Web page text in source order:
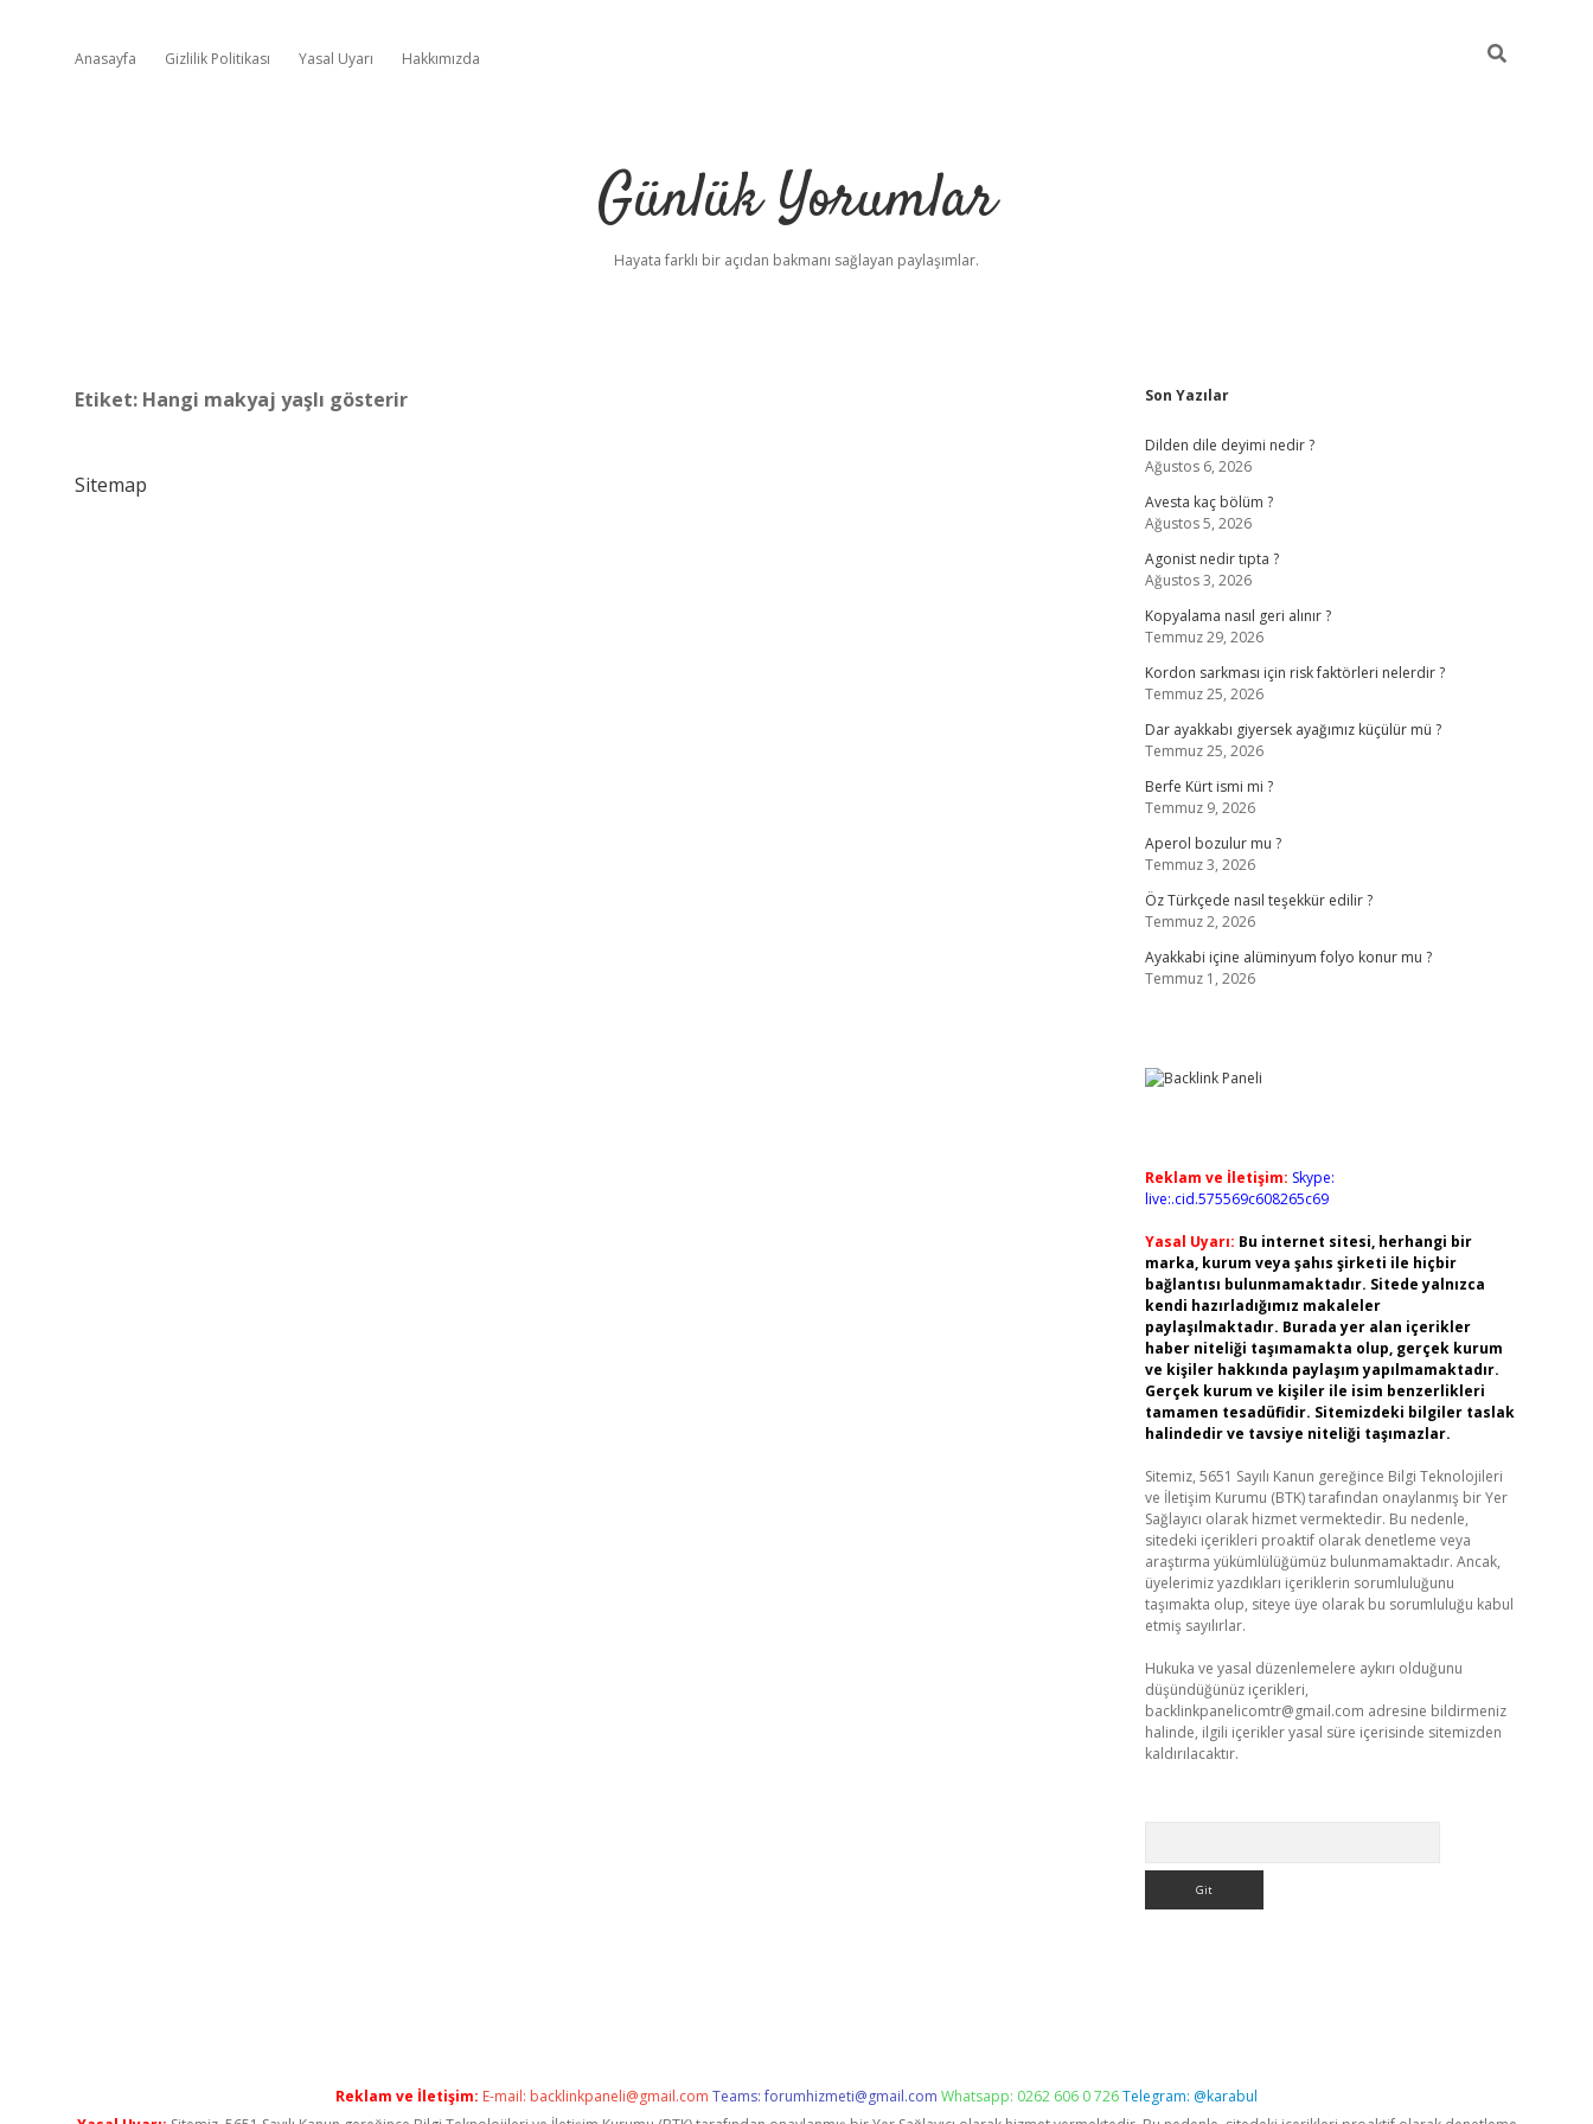
Anasayfa Gizlilik Politikası Yasal Uyarı Hakkımızda
Günlük Yorumlar
Hayata farklı bir açıdan bakmanı sağlayan paylaşımlar.
Etiket: Hangi makyaj yaşlı gösterir
Sitemap
Sidebar
Son Yazılar
Dilden dile deyimi nedir ?
Ağustos 6, 2026
Avesta kaç bölüm ?
Ağustos 5, 2026
Agonist nedir tıpta ?
Ağustos 3, 2026
Kopyalama nasıl geri alınır ?
Temmuz 29, 2026
Kordon sarkması için risk faktörleri nelerdir ?
Temmuz 25, 2026
Dar ayakkabı giyersek ayağımız küçülür mü ?
Temmuz 25, 2026
Berfe Kürt ismi mi ?
Temmuz 9, 2026
Aperol bozulur mu ?
Temmuz 3, 2026
Öz Türkçede nasıl teşekkür edilir ?
Temmuz 2, 2026
Ayakkabi içine alüminyum folyo konur mu ?
Temmuz 1, 2026
Reklam ve İletişim: Skype:
live:.cid.575569c608265c69
Yasal Uyarı: Bu internet sitesi, herhangi bir
marka, kurum veya şahıs şirketi ile hiçbir
bağlantısı bulunmamaktadır. Sitede yalnızca
kendi hazırladığımız makaleler
paylaşılmaktadır. Burada yer alan içerikler
haber niteliği taşımamakta olup, gerçek kurum
ve kişiler hakkında paylaşım yapılmamaktadır.
Gerçek kurum ve kişiler ile isim benzerlikleri
tamamen tesadüfidir. Sitemizdeki bilgiler taslak
halindedir ve tavsiye niteliği taşımazlar.
Sitemiz, 5651 Sayılı Kanun gereğince Bilgi Teknolojileri
ve İletişim Kurumu (BTK) tarafından onaylanmış bir Yer
Sağlayıcı olarak hizmet vermektedir. Bu nedenle,
sitedeki içerikleri proaktif olarak denetleme veya
araştırma yükümlülüğümüz bulunmamaktadır. Ancak,
üyelerimiz yazdıkları içeriklerin sorumluluğunu
taşımakta olup, siteye üye olarak bu sorumluluğu kabul
etmiş sayılırlar.
Hukuka ve yasal düzenlemelere aykırı olduğunu
düşündüğünüz içerikleri,
backlinkpanelicomtr@gmail.com adresine bildirmeniz
halinde, ilgili içerikler yasal süre içerisinde sitemizden
kaldırılacaktır.
https://grandoperabetgiris.com/
Reklam ve İletişim: E-mail: backlinkpaneli@gmail.com Teams:forumhizmeti@gmail.com Whatsapp: 0262 606 0 726Telegram: @karabul